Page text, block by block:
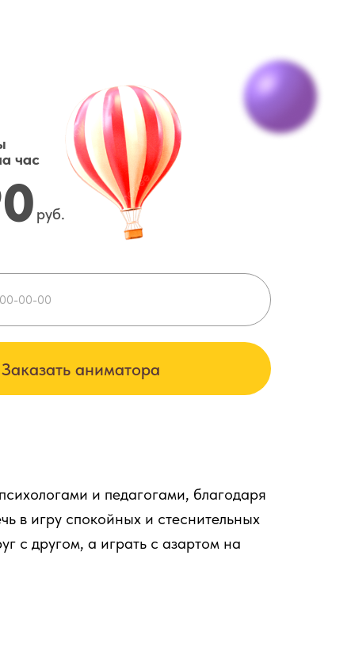
час
руб.
Заказать аниматора
и педагогами, благодаря
в игру спокойных и стеснительных
с другом, а играть с азартом на